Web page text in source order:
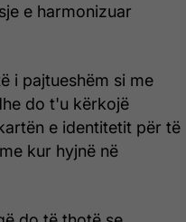
e harmonizuar
i pajtueshëm si me
do t'u kërkojë
e identitetit për të
kur hyjnë në